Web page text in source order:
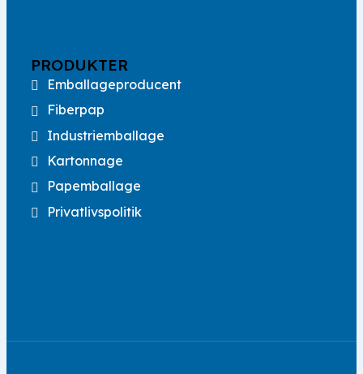
PRODUKTER
Emballageproducent
Fiberpap
Industriemballage
Kartonnage
Papemballage
Privatlivspolitik